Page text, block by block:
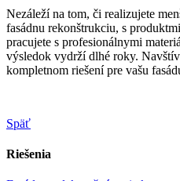
Nezáleží na tom, či realizujete
fasádnu rekonštrukciu, s
pracujete s profesionálnymi
výsledok vydrží dlhé roky.
kompletnom riešení pre vašu
Späť
Riešenia